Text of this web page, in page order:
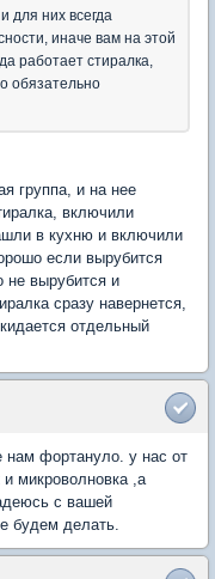
для них всегда
иначе вам на этой
работает стиралка,
обязательно
группа, и на нее
включили
в кухню и включили
если вырубится
не вырубится и
сразу навернется,
отдельный
нам фортануло. у нас от
и микроволновка ,а
с вашей
будем делать.